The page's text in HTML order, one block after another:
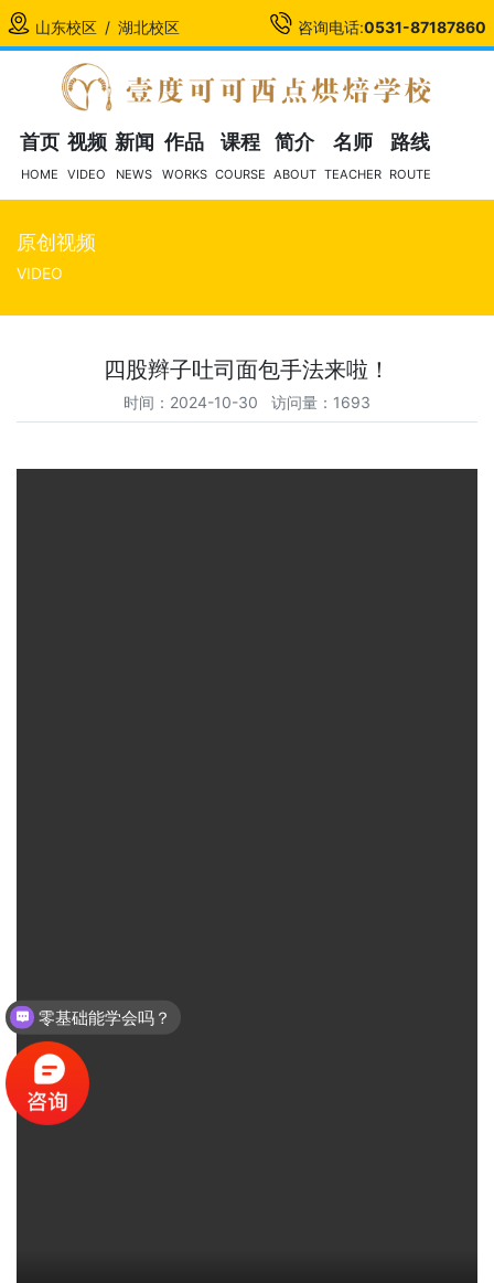
山东校区 / 湖北校区 咨询电话:0531-87187860
首页
HOME
视频
VIDEO
新闻
NEWS
作品
WORKS
课程
COURSE
简介
ABOUT
名师
TEACHER
路线
ROUTE
原创视频
VIDEO
四股辫子吐司面包手法来啦！
时间：2024-10-30 访问量：1693
零基础能学会吗？